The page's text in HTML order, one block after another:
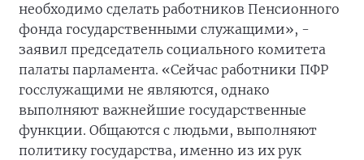
необходимо сделать работников Пенсионного
фонда государственными служащими», -
заявил председатель социального комитета
палаты парламента. «Сейчас работники ПФР
госслужащими не являются, однако
выполняют важнейшие государственные
функции. Общаются с людьми, выполняют
политику государства, именно из их рук